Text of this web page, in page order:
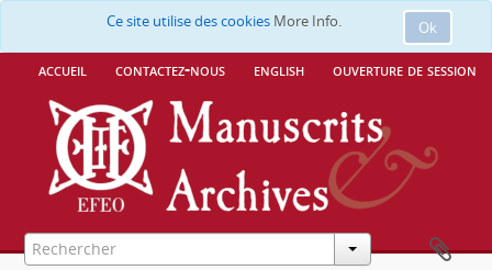
Ok
Ce site utilise des cookies More Info.
accueil contactez-nous english ouverture de session